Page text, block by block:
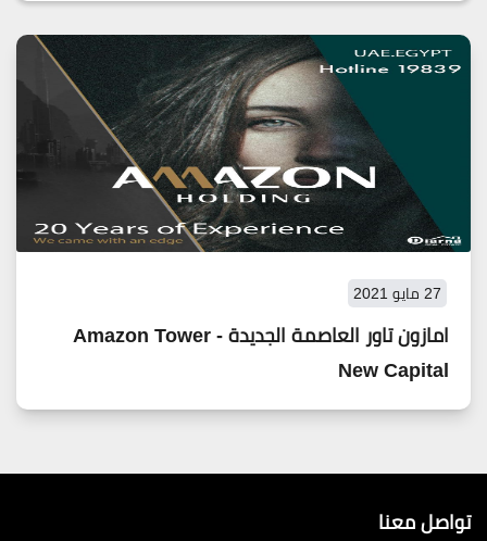
27 مايو 2021
امازون تاور العاصمة الجديدة - Amazon Tower
New Capital
تواصل معنا